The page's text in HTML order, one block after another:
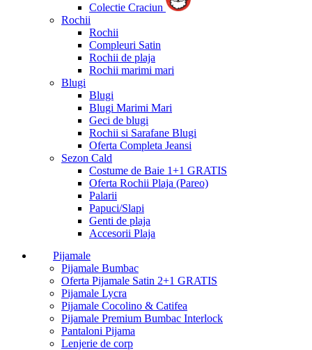
Colectie Craciun
Rochii
Rochii
Compleuri Satin
Rochii de plaja
Rochii marimi mari
Blugi
Blugi
Blugi Marimi Mari
Geci de blugi
Rochii si Sarafane Blugi
Oferta Completa Jeansi
Sezon Cald
Costume de Baie 1+1 GRATIS
Oferta Rochii Plaja (Pareo)
Palarii
Papuci/Slapi
Genti de plaja
Accesorii Plaja
Pijamale
Pijamale Bumbac
Oferta Pijamale Satin 2+1 GRATIS
Pijamale Lycra
Pijamale Cocolino & Catifea
Pijamale Premium Bumbac Interlock
Pantaloni Pijama
Lenjerie de corp